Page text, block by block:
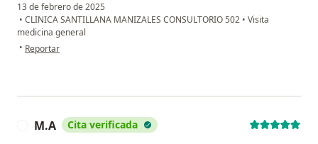
13 de febrero de 2025
• CLINICA SANTILLANA MANIZALES CONSULTORIO 502 • Visita
medicina general
• en opinión del usuario N.C.
Reportar
M.A Cita verificada